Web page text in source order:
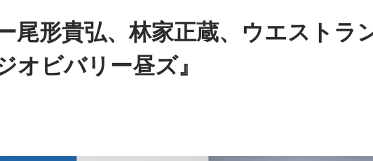
尾形貴弘、林家正蔵、ウエストラ
オビバリー昼ズ』